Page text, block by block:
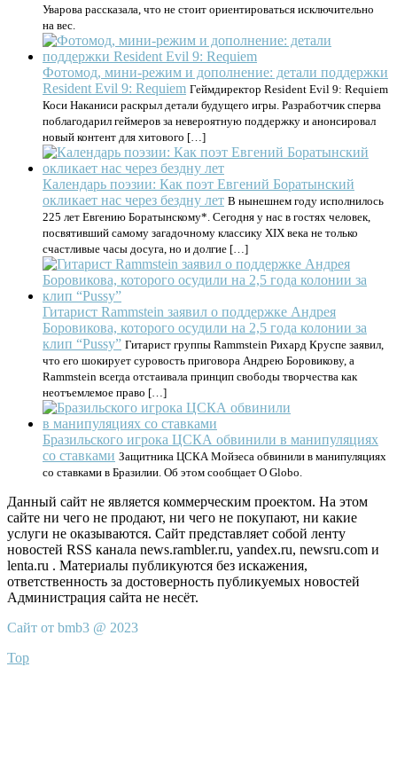
Уварова рассказала, что не стоит ориентироваться исключительно
на вес.
Фотомод, мини-режим и дополнение: детали поддержки
Resident Evil 9: Requiem Геймдиректор Resident Evil 9: Requiem
Коси Наканиси раскрыл детали будущего игры. Разработчик сперва
поблагодарил геймеров за невероятную поддержку и анонсировал
новый контент для хитового […]
Календарь поэзии: Как поэт Евгений Боратынский
окликает нас через бездну лет В нынешнем году исполнилось
225 лет Евгению Боратынскому*. Сегодня у нас в гостях человек,
посвятивший самому загадочному классику XIX века не только
счастливые часы досуга, но и долгие […]
Гитарист Rammstein заявил о поддержке Андрея
Боровикова, которого осудили на 2,5 года колонии за
клип “Pussy” Гитарист группы Rammstein Рихард Круспе заявил,
что его шокирует суровость приговора Андрею Боровикову, а
Rammstein всегда отстаивала принцип свободы творчества как
неотъемлемое право […]
Бразильского игрока ЦСКА обвинили в манипуляциях
со ставками Защитника ЦСКА Мойзеса обвинили в манипуляциях
со ставками в Бразилии. Об этом сообщает O Globo.
Данный сайт не является коммерческим проектом. На этом
сайте ни чего не продают, ни чего не покупают, ни какие
услуги не оказываются. Сайт представляет собой ленту
новостей RSS канала news.rambler.ru, yandex.ru, newsru.com и
lenta.ru . Материалы публикуются без искажения,
ответственность за достоверность публикуемых новостей
Администрация сайта не несёт.
Сайт от bmb3 @ 2023
Top